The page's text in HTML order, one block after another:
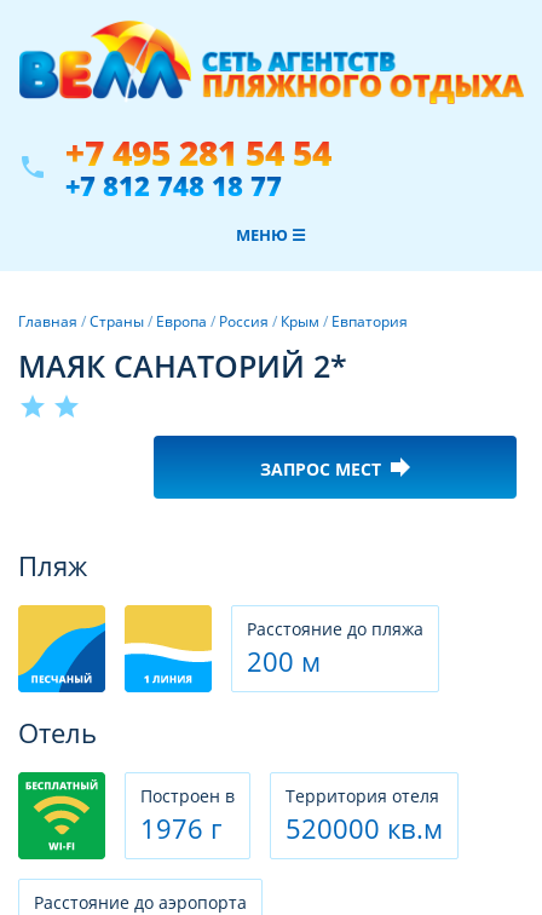
phone +7 495 281 54 54
+7 812 748 18 77
МЕНЮ ☰
Главная /Страны/ Европа / Россия / Крым / Евпатория
МАЯК САНАТОРИЙ 2*
star star
ЗАПРОС МЕСТ forward
Пляж
Расстояние до пляжа
200 м
Отель
Построен в
1976 г
Территория отеля
520000 кв.м
Расстояние до аэропорта